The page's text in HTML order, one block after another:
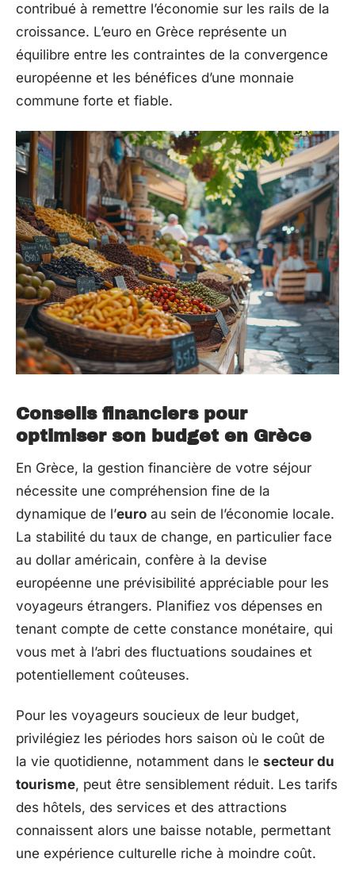
contribué à remettre l’économie sur les rails de la
croissance. L’euro en Grèce représente un
équilibre entre les contraintes de la convergence
européenne et les bénéfices d’une monnaie
commune forte et fiable.
Conseils financiers pour
optimiser son budget en Grèce
En Grèce, la gestion financière de votre séjour
nécessite une compréhension fine de la
dynamique de l’euro au sein de l’économie locale.
La stabilité du taux de change, en particulier face
au dollar américain, confère à la devise
européenne une prévisibilité appréciable pour les
voyageurs étrangers. Planifiez vos dépenses en
tenant compte de cette constance monétaire, qui
vous met à l’abri des fluctuations soudaines et
potentiellement coûteuses.
Pour les voyageurs soucieux de leur budget,
privilégiez les périodes hors saison où le coût de
la vie quotidienne, notamment dans le secteur du
tourisme, peut être sensiblement réduit. Les tarifs
des hôtels, des services et des attractions
connaissent alors une baisse notable, permettant
une expérience culturelle riche à moindre coût.